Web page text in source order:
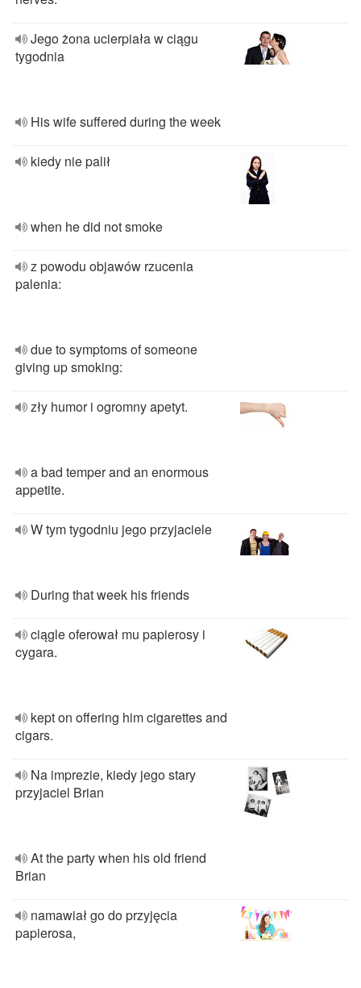
Jego żona ucierpiała w ciągu
tygodnia
His wife suffered during the week
kiedy nie palił
when he did not smoke
z powodu objawów rzucenia
palenia:
due to symptoms of someone
giving up smoking:
zły humor i ogromny apetyt.
a bad temper and an enormous
appetite.
W tym tygodniu jego przyjaciele
During that week his friends
ciągle oferował mu papierosy i
cygara.
kept on offering him cigarettes and
cigars.
Na imprezie, kiedy jego stary
przyjaciel Brian
At the party when his old friend
Brian
namawiał go do przyjęcia
papierosa,